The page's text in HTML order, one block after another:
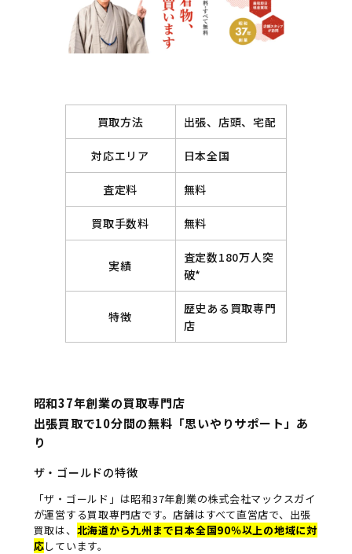
買取方法 出張、店頭、宅配
対応エリア 日本全国
査定料 無料
買取手数料 無料
実績
査定数180万人突
破*
特徴
歴史ある買取専門
店
昭和37年創業の買取専門店
出張買取で10分間の無料「思いやりサポート」あ
り
ザ・ゴールドの特徴
「ザ・ゴールド」は昭和37年創業の株式会社マックスガイ
が運営する買取専門店です。店舗はすべて直営店で、出張
買取は、 北海道から九州まで日本全国90％以上の地域に対
応しています。